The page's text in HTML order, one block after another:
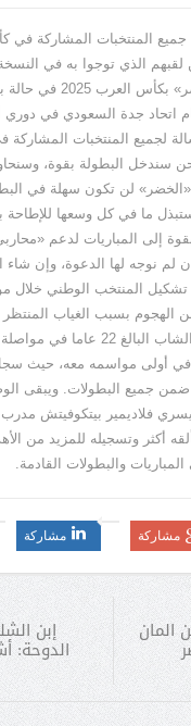
جميع المنتخبات المشاركة في
الذي توجوا به في
» بكأس العرب
في حالة
اتحاد جدة السعودي في دوري
لجميع المنتخبات
سندخل البطولة بقوة،
«الخضر » لن تكون سهلة في
ما في كل وسعها للإطاحة
إلى المباريات لدعم «
لم نوجه لها الدعوة، وإن
المنتخب الوطني خلال
الهجوم بسبب الغياب
البالغ عاما في
في أولى مواسمه معه، حيث
ضمن جميع البطولات
ويبقى
فلاديمير بيتكوفيتش مدرب
تألقه أكثر وتسجيله للمزيد من
والبطولات القادمة
مشاركة مشاركة
المان
إبن
الدوحة: